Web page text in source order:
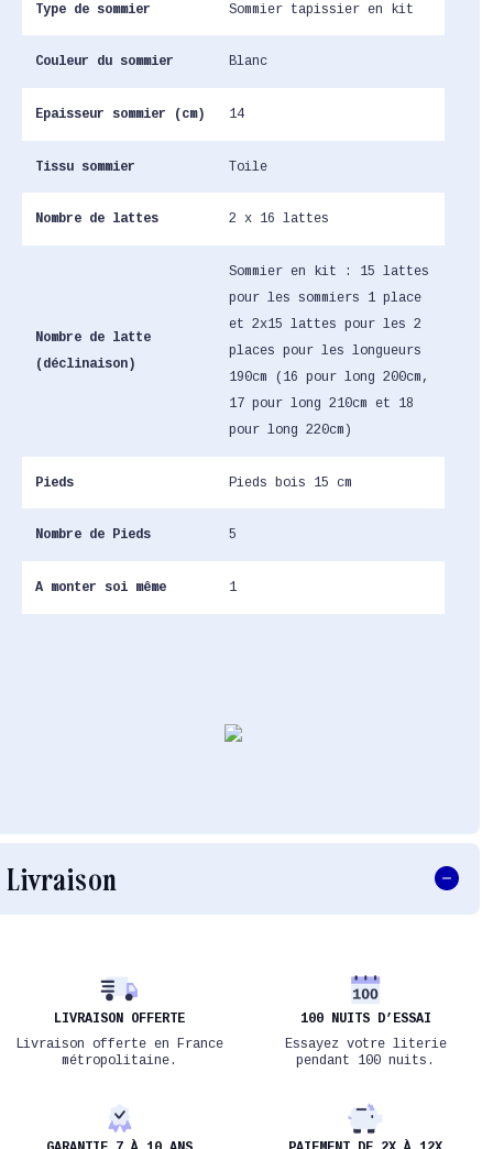
Type de sommier Sommier tapissier en kit
Couleur du sommier Blanc
Epaisseur sommier (cm) 14
Tissu sommier Toile
Nombre de lattes 2 x 16 lattes
Nombre de latte
(déclinaison)
Sommier en kit : 15 lattes
pour les sommiers 1 place
et 2x15 lattes pour les 2
places pour les longueurs
190cm (16 pour long 200cm,
17 pour long 210cm et 18
pour long 220cm)
Pieds Pieds bois 15 cm
Nombre de Pieds 5
A monter soi même 1
Livraison
LIVRAISON OFFERTE
Livraison offerte en France
métropolitaine.
100 NUITS D’ESSAI
Essayez votre literie
pendant 100 nuits.